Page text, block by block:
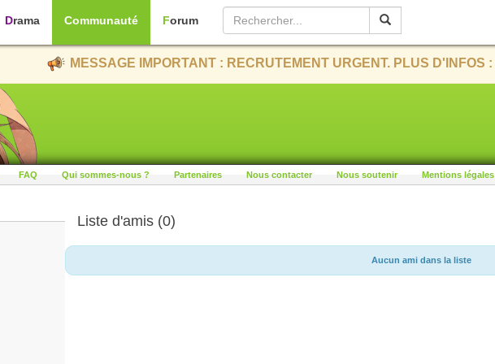
Drama Communauté Forum
MESSAGE IMPORTANT : RECRUTEMENT URGENT. PLUS D'INFOS :
FAQ Qui sommes-nous ? Partenaires Nous contacter Nous soutenir Mentions légales
Liste d'amis (0)
Aucun ami dans la liste